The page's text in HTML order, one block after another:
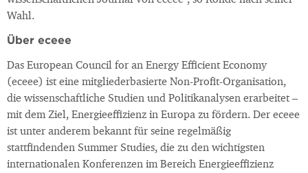
Wahl.
Über eceee
Das European Council for an Energy Efficient Economy
(eceee) ist eine mitgliederbasierte Non-Profit-Organisation,
die wissenschaftliche Studien und Politikanalysen erarbeitet –
mit dem Ziel, Energieeffizienz in Europa zu fördern. Der eceee
ist unter anderem bekannt für seine regelmäßig
stattfindenden Summer Studies, die zu den wichtigsten
internationalen Konferenzen im Bereich Energieeffizienz